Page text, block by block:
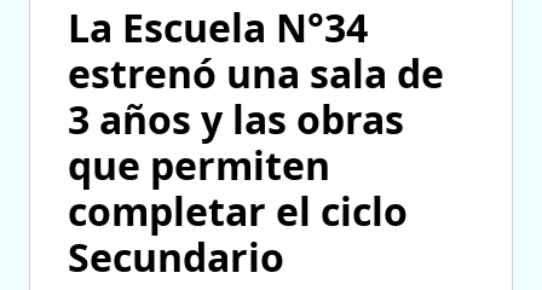
La Escuela N°34
estrenó una sala de
3 años y las obras
que permiten
completar el ciclo
Secundario